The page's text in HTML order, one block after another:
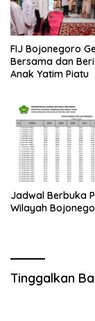
FIJ Bojonegoro
Bersama dan
Anak Yatim Piatu
Jadwal Berbuka
Wilayah
Tinggalkan